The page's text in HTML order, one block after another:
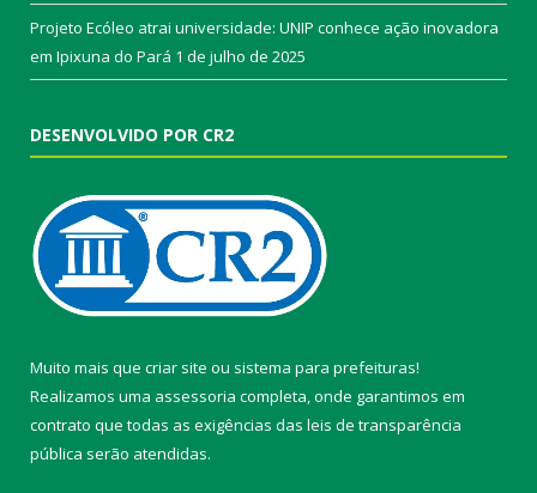
Projeto Ecóleo atrai universidade: UNIP conhece ação inovadora
em Ipixuna do Pará 1 de julho de 2025
DESENVOLVIDO POR CR2
Muito mais que criar site ou sistema para prefeituras!
Realizamos uma assessoria completa, onde garantimos em
contrato que todas as exigências das leis de transparência
pública serão atendidas.